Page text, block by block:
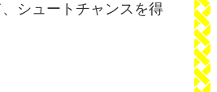
シュートチャンスを得